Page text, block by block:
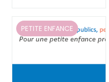
PETITE ENFANCE